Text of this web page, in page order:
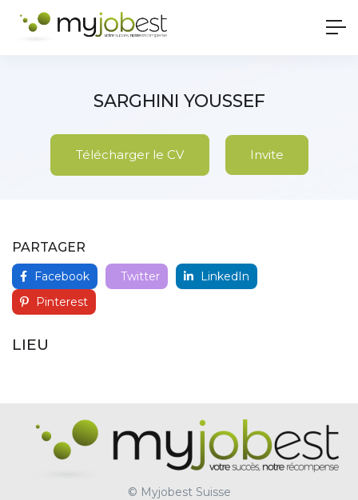
SARGHINI YOUSSEF
Télécharger le CV Invite
PARTAGER
Facebook Twitter
LinkedIn
Pinterest
LIEU
© Myjobest Suisse